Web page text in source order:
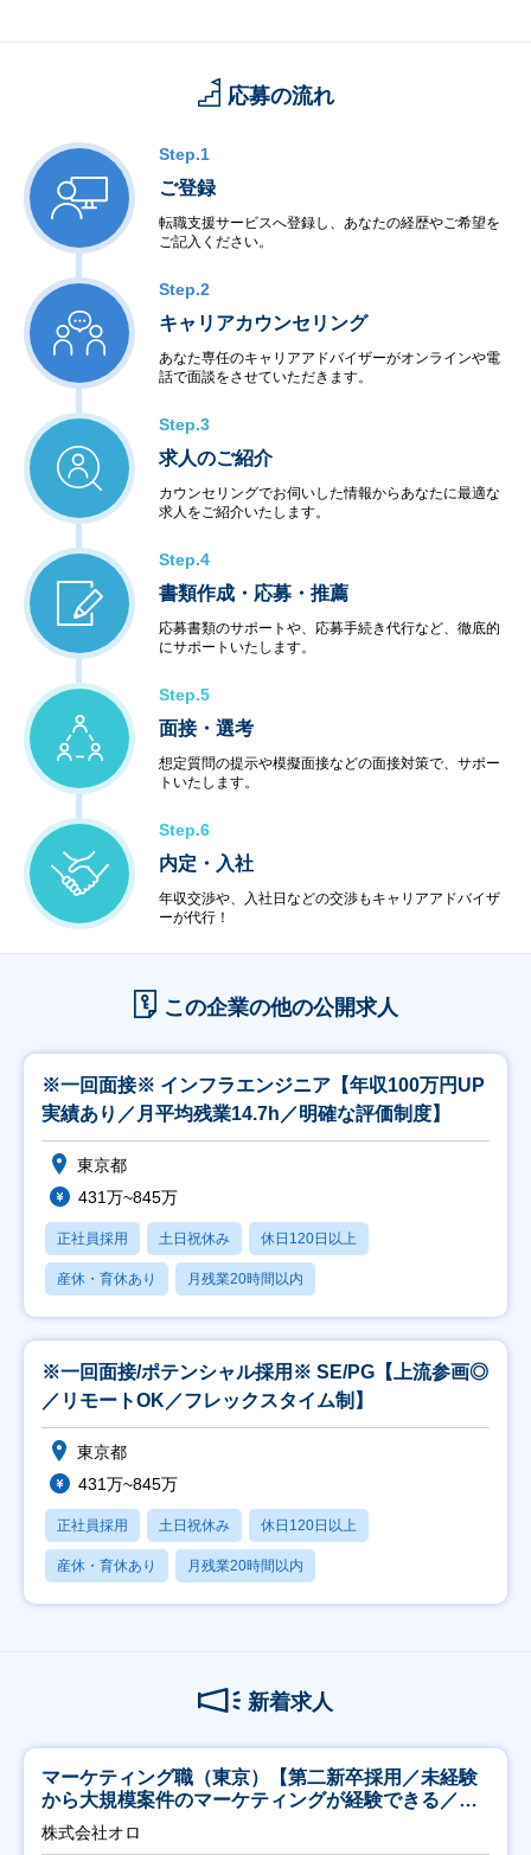
応募の流れ
Step.1
ご登録
転職支援サービスへ登録し、あなたの経歴やご希望を
ご記入ください。
Step.2
キャリアカウンセリング
あなた専任のキャリアアドバイザーがオンラインや電
話で面談をさせていただきます。
Step.3
求人のご紹介
カウンセリングでお伺いした情報からあなたに最適な
求人をご紹介いたします。
Step.4
書類作成・応募・推薦
応募書類のサポートや、応募手続き代行など、徹底的
にサポートいたします。
Step.5
面接・選考
想定質問の提示や模擬面接などの面接対策で、サポー
トいたします。
Step.6
内定・入社
年収交渉や、入社日などの交渉もキャリアアドバイザ
ーが代行！
この企業の他の公開求人
※一回面接※ インフラエンジニア【年収100万円UP
実績あり／月平均残業14.7h／明確な評価制度】
東京都
431万~845万
正社員採用 土日祝休み 休日120日以上
産休・育休あり 月残業20時間以内
※一回面接/ポテンシャル採用※ SE/PG【上流参画◎
／リモートOK／フレックスタイム制】
東京都
431万~845万
正社員採用 土日祝休み 休日120日以上
産休・育休あり 月残業20時間以内
新着求人
マーケティング職（東京）【第二新卒採用／未経験
から大規模案件のマーケティングが経験できる／研
修充実】
株式会社オロ